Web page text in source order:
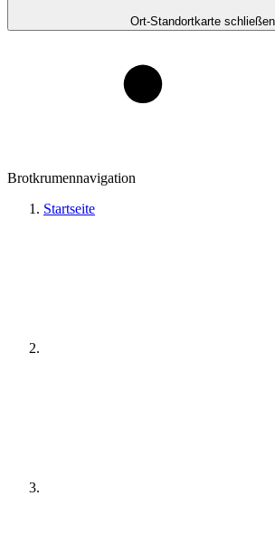
Ort-Standortkarte schließen
Brotkrumennavigation
Startseite